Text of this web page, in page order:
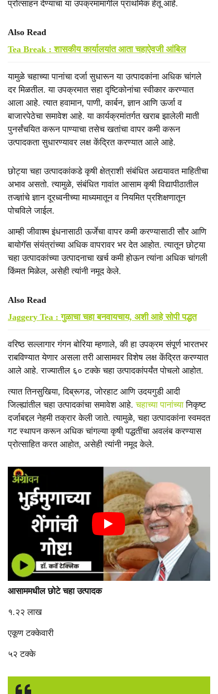
प्रोत्साहन देण्याचा या उपक्रमामागील प्राथमिक हेतू आहे.
Also Read
Tea Break : शासकीय कार्यालयांत आता चहाऐवजी आंबिल
यामुळे चहाच्या पानांचा दर्जा सुधारून या उत्पादकांना अधिक चांगले
दर मिळतील. या उपक्रमात सहा दृष्टिकोनांचा स्वीकार करण्यात
आला आहे. त्यात हवामान, पाणी, कार्बन, ज्ञान आणि ऊर्जा व
बाजारपेठेचा समावेश आहे. या कार्यक्रमांतर्गत खराब झालेली माती
पुनर्संचयित करून पाण्याचा तसेच खतांचा वापर कमी करून
उत्पादकता सुधारण्यावर लक्ष केंद्रित करण्यात आले आहे.
छोट्या चहा उत्पादकांकडे कृषी क्षेत्राशी संबंधित अद्ययावत माहितीचा
अभाव असतो. त्यामुळे, संबंधित गावांत आसाम कृषी विद्यापीठातील
तज्ज्ञांचे ज्ञान दूरध्वनीच्या माध्यमातून व नियमित प्रशिक्षणातून
पोचविले जाईल.
आम्ही जीवाश्म इंधनासाठी ऊर्जेचा वापर कमी करण्यासाठी सौर आणि
बायोगॅस संयंत्रांच्या अधिक वापरावर भर देत आहोत. त्यातून छोट्या
चहा उत्पादकांच्या उत्पादनाचा खर्च कमी होऊन त्यांना अधिक चांगली
किंमत मिळेल, असेही त्यांनी नमूद केले.
Also Read
Jaggery Tea : गुळाचा चहा बनवायचाय, अशी आहे सोपी पद्धत
वरिष्ठ सल्लागार गंगन बोरिया म्हणाले, की हा उपक्रम संपूर्ण भारतभर
राबविण्यात येणार असला तरी आसामवर विशेष लक्ष केंद्रित करण्यात
आले आहे. राज्यातील ६० टक्के चहा उत्पादकांपर्यंत पोचलो आहोत.
त्यात तिनसुखिया, दिब्रूगड, जोरहाट आणि उदयगुडी आदी
जिल्ह्यांतील चहा उत्पादकांचा समावेश आहे.चहाच्या पानांच्यानिकृष्ट
दर्जाबद्दल नेहमी तक्रार केली जाते. त्यामुळे, चहा उत्पादकांना स्वमदत
गट स्थापन करून अधिक चांगल्या कृषी पद्धतींचा अवलंब करण्यास
प्रोत्साहित करत आहोत, असेही त्यांनी नमूद केले.
आसाममधील छोटे चहा उत्पादक
१.२२ लाख
एकूण टक्केवारी
५२ टक्के